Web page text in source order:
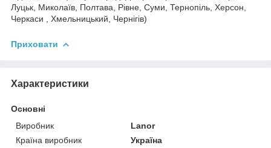
Луцьк, Миколаїв, Полтава, Рівне, Суми, Тернопіль, Херсон,
Черкаси , Хмельницький, Чернігів)
Приховати
Характеристики
Основні
Виробник
Lanor
Країна виробник
Україна